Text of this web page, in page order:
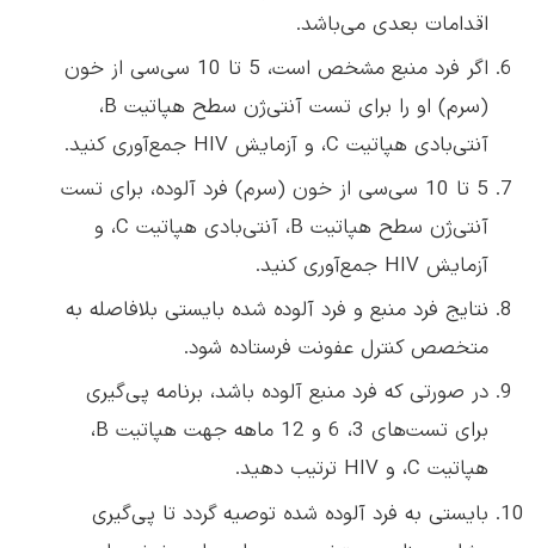
اقدامات بعدی می‌باشد.
اگر فرد منبع مشخص است، 5 تا 10 سی‌سی از خون
(سرم) او را برای تست آنتی‌ژن سطح هپاتیت B،
آنتی‌بادی هپاتیت C، و آزمایش HIV جمع‌آوری کنید.
5 تا 10 سی‌سی از خون (سرم) فرد آلوده، برای تست
آنتی‌ژن سطح هپاتیت B، آنتی‌بادی هپاتیت C، و
آزمایش HIV جمع‌آوری کنید.
نتایج فرد منبع و فرد آلوده شده بایستی بلافاصله به
متخصص کنترل عفونت فرستاده شود.
در صورتی که فرد منبع آلوده باشد، برنامه پی‌گیری
برای تست‌های 3، 6 و 12 ماهه جهت هپاتیت B،
هپاتیت C، و HIV ترتیب دهید.
بایستی به فرد آلوده شده توصیه گردد تا پی‌گیری